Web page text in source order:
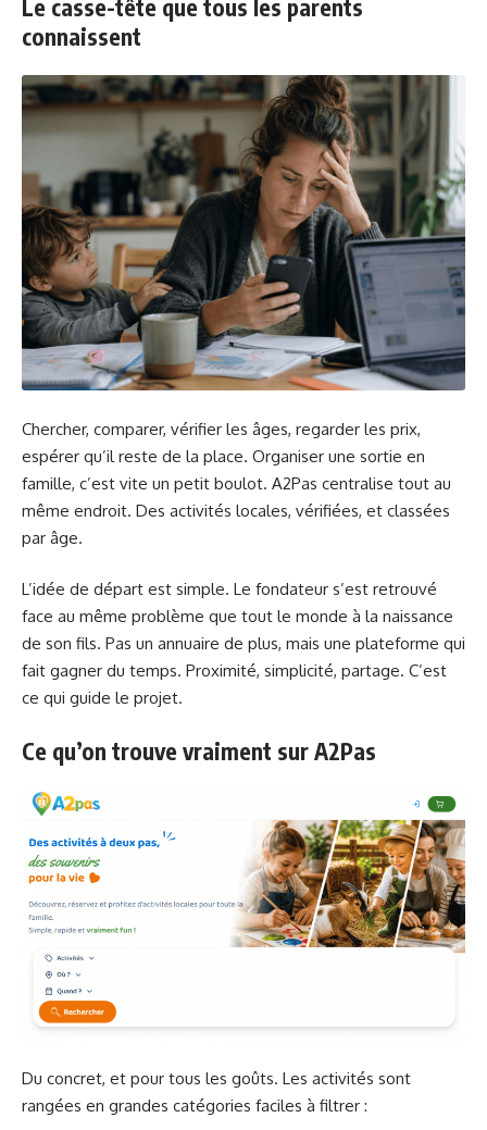
Le casse-tête que tous les parents
connaissent
Chercher, comparer, vérifier les âges, regarder les prix,
espérer qu’il reste de la place. Organiser une sortie en
famille, c’est vite un petit boulot. A2Pas centralise tout au
même endroit. Des activités locales, vérifiées, et classées
par âge.
L’idée de départ est simple. Le fondateur s’est retrouvé
face au même problème que tout le monde à la naissance
de son fils. Pas un annuaire de plus, mais une plateforme qui
fait gagner du temps. Proximité, simplicité, partage. C’est
ce qui guide le projet.
Ce qu’on trouve vraiment sur A2Pas
Du concret, et pour tous les goûts. Les activités sont
rangées en grandes catégories faciles à filtrer :